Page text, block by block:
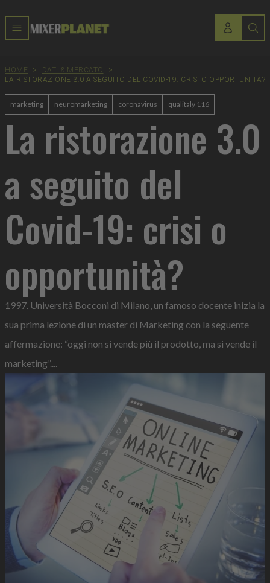
HOME > DATI & MERCATO
>
LA RISTORAZIONE 3.0 A SEGUITO DEL COVID-19: CRISI O OPPORTUNITÀ?
marketing neuromarketing coronavirus qualitaly 116
La ristorazione 3.0
a seguito del
Covid-19: crisi o
opportunità?
1997. Università Bocconi di Milano, un famoso docente inizia la
sua prima lezione di un master di Marketing con la seguente
affermazione: “oggi non si vende più il prodotto, ma si vende il
marketing”....